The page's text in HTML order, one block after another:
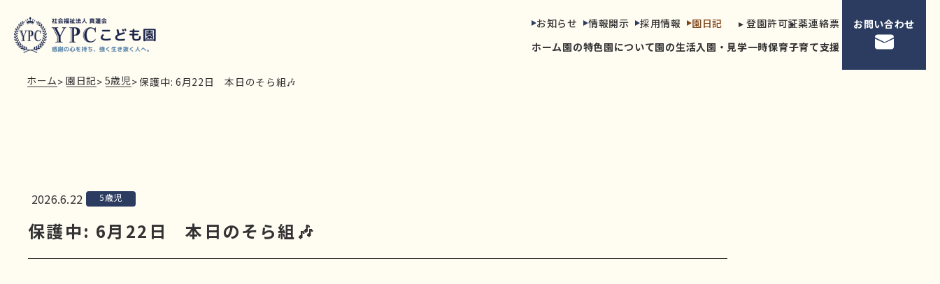
お知らせ 情報開示 採用情報 園日記 ▸ 登園許可証▸ 薬連絡票
ホーム園の特色園について園の生活入園・見学一時保育子育て支援
お問い合わせ
ホーム> 園日記> 5歳児> 保護中: 6月22日 本日のそら組🎶
2026.6.22 5歳児
保護中: 6月22日 本日のそら組🎶